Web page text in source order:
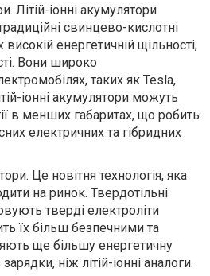
Літій-іонні акумулятори
свинцево-кислотні
енергетичній щільності,
Вони широко
таких як Tesla,
іонні акумулятори можуть
в менших габаритах, що робить
електричних та гібридних
Це новітня технологія, яка
на ринок. Твердотільні
тверді електроліти
їх більш безпечними та
ще більшу енергетичну
ніж літій-іонні аналоги.